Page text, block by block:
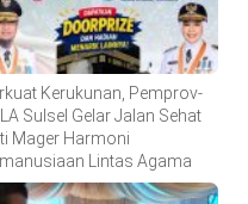
Kerukunan, Pemprov-
Sulsel Gelar Jalan Sehat
Mager Harmoni
Lintas Agama